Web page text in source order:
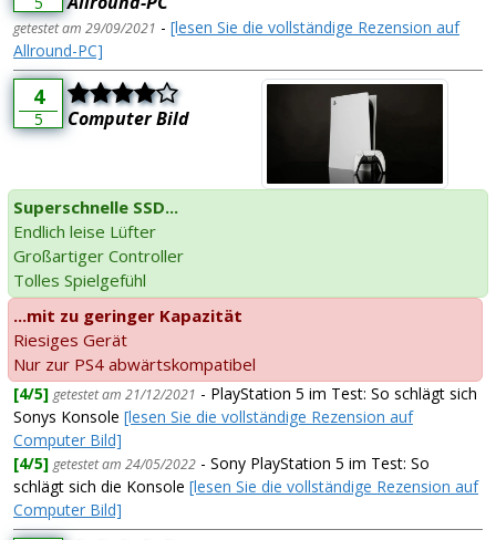
getestet am 29/09/2021 - [lesen Sie die vollständige Rezension auf
Allround-PC]
4
5 Computer Bild
Superschnelle SSD...
Endlich leise Lüfter
Großartiger Controller
Tolles Spielgefühl
...mit zu geringer Kapazität
Riesiges Gerät
Nur zur PS4 abwärtskompatibel
[4/5] getestet am 21/12/2021 - PlayStation 5 im Test: So schlägt sich
Sonys Konsole [lesen Sie die vollständige Rezension auf
Computer Bild]
[4/5] getestet am 24/05/2022 - Sony PlayStation 5 im Test: So
schlägt sich die Konsole [lesen Sie die vollständige Rezension auf
Computer Bild]